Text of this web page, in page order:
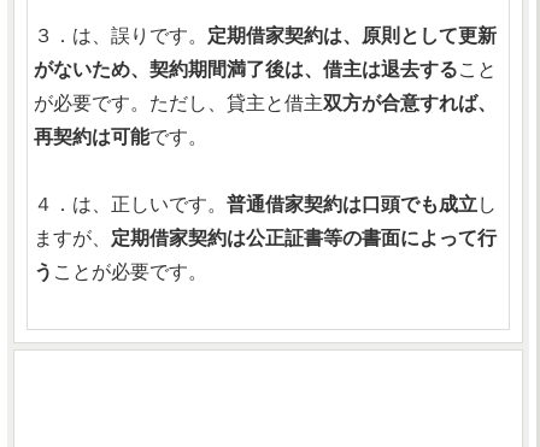
３．は、誤りです。 定期借家契約は、原則として更新
がないため、契約期間満了後は、借主は退去すること
が必要です。ただし、貸主と借主双方が合意すれば、
再契約は可能です。
４．は、正しいです。 普通借家契約は口頭でも成立 し
ますが、 定期借家契約は公正証書等の書面によって行
う ことが必要です。